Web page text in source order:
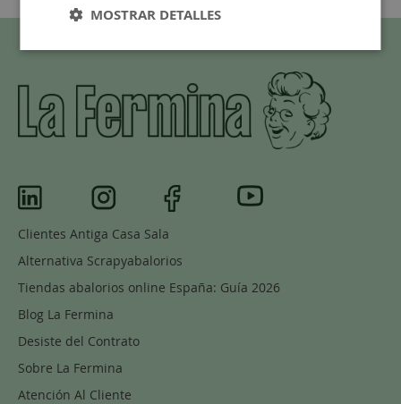
Clientes Antiga Casa Sala
Alternativa Scrapyabalorios
Tiendas abalorios online España: Guía 2026
Blog La Fermina
Desiste del Contrato
Sobre La Fermina
Atención Al Cliente
MOSTRAR DETALLES